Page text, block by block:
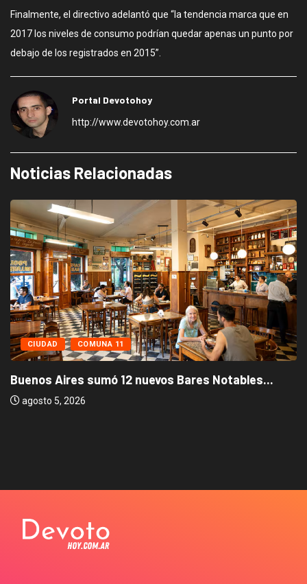
Finalmente, el directivo adelantó que “la tendencia marca que en
2017 los niveles de consumo podrían quedar apenas un punto por
debajo de los registrados en 2015”.
Portal Devotohoy
http://www.devotohoy.com.ar
Noticias Relacionadas
CIUDAD COMUNA 11
Buenos Aires sumó 12 nuevos Bares Notables...
agosto 5, 2026